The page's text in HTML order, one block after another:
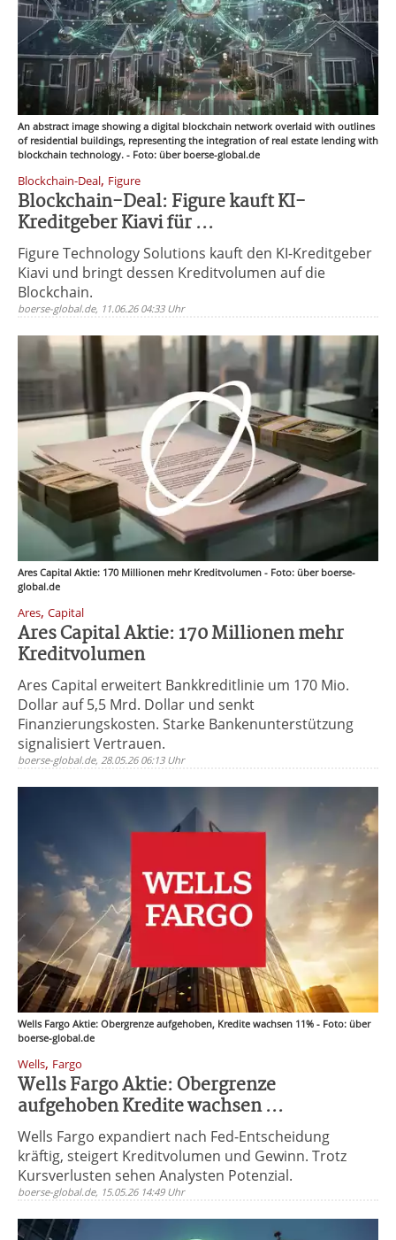
An abstract image showing a digital blockchain network overlaid with outlines
of residential buildings, representing the integration of real estate lending with
blockchain technology. - Foto: über boerse-global.de
Blockchain-Deal, Figure
Blockchain-Deal: Figure kauft KI-
Kreditgeber Kiavi für ...
Figure Technology Solutions kauft den KI-Kreditgeber
Kiavi und bringt dessen Kreditvolumen auf die
Blockchain.
boerse-global.de, 11.06.26 04:33 Uhr
Ares Capital Aktie: 170 Millionen mehr Kreditvolumen - Foto: über boerse-
global.de
Ares, Capital
Ares Capital Aktie: 170 Millionen mehr
Kreditvolumen
Ares Capital erweitert Bankkreditlinie um 170 Mio.
Dollar auf 5,5 Mrd. Dollar und senkt
Finanzierungskosten. Starke Bankenunterstützung
signalisiert Vertrauen.
boerse-global.de, 28.05.26 06:13 Uhr
Wells Fargo Aktie: Obergrenze aufgehoben, Kredite wachsen 11% - Foto: über
boerse-global.de
Wells, Fargo
Wells Fargo Aktie: Obergrenze
aufgehoben Kredite wachsen ...
Wells Fargo expandiert nach Fed-Entscheidung
kräftig, steigert Kreditvolumen und Gewinn. Trotz
Kursverlusten sehen Analysten Potenzial.
boerse-global.de, 15.05.26 14:49 Uhr